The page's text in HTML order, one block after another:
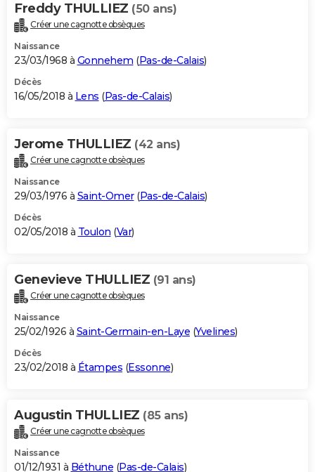
Freddy THULLIEZ (50 ans)
Créer une cagnotte obsèques
Naissance
23/03/1968 à Gonnehem (Pas-de-Calais)
Décès
16/05/2018 à Lens (Pas-de-Calais)
Jerome THULLIEZ (42 ans)
Créer une cagnotte obsèques
Naissance
29/03/1976 à Saint-Omer(Pas-de-Calais)
Décès
02/05/2018 à Toulon (Var)
Genevieve THULLIEZ (91 ans)
Créer une cagnotte obsèques
Naissance
25/02/1926 à Saint-Germain-en-Laye (Yvelines)
Décès
23/02/2018 à Étampes (Essonne)
Augustin THULLIEZ (85 ans)
Créer une cagnotte obsèques
Naissance
01/12/1931 à Béthune (Pas-de-Calais)